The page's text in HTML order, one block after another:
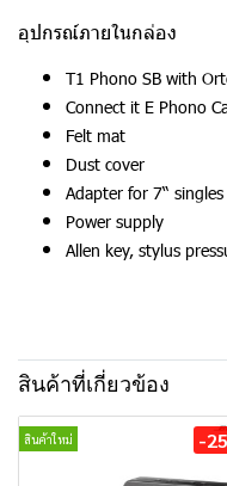
อุปกรณ์ภายในกล่อง
T1 Phono SB with
Connect it E Phono
Felt mat
Dust cover
Adapter for 7“ singles
Power supply
Allen key, stylus
สินค้าที่เกี่ยวข้อง
สินค้าใหม่ -